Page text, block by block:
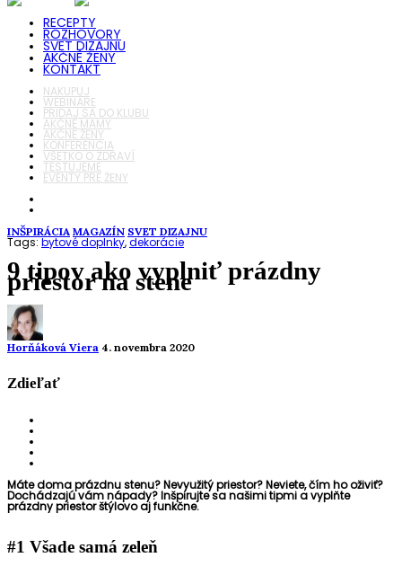
RECEPTY
ROZHOVORY
SVET DIZAJNU
AKČNÉ ŽENY
KONTAKT
NAKUPUJ
WEBINÁRE
PRIDAJ SA DO KLUBU
AKČNÉ MAMY
AKČNÉ ŽENY
KONFERENCIA
VŠETKO O ZDRAVÍ
TESTUJEME
EVENTY PRE ŽENY
INŠPIRÁCIA MAGAZÍN SVET DIZAJNU
Tags:bytové doplnky,dekorácie
9 tipov ako vyplniť prázdny
priestor na stene
Horňáková Viera 4. novembra 2020
Zdieľať
Máte doma prázdnustenu?Nevyužitý priestor?Neviete, čímhooživiť?
Dochádzajú vám nápady?Inšpirujte sanašimitipmia vyplňte
prázdny priestorštýlovo aj funkčne.
#1 Všade samá zeleň